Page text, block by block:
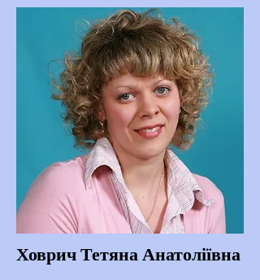
Ховрич Тетяна Анатоліївна